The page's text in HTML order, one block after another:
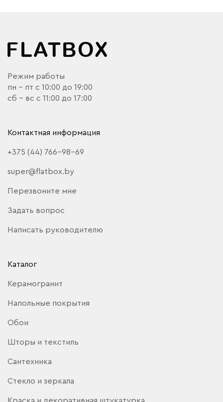
Режим работы
пн - пт с 10:00 до 19:00
сб - вс с 11:00 до 17:00
Контактная информация
+375 (44) 766-98-69
super@flatbox.by
Перезвоните мне
Задать вопрос
Написать руководителю
Каталог
Керамогранит
Напольные покрытия
Обои
Шторы и текстиль
Сантехника
Стекло и зеркала
Краска и декоративная штукатурка